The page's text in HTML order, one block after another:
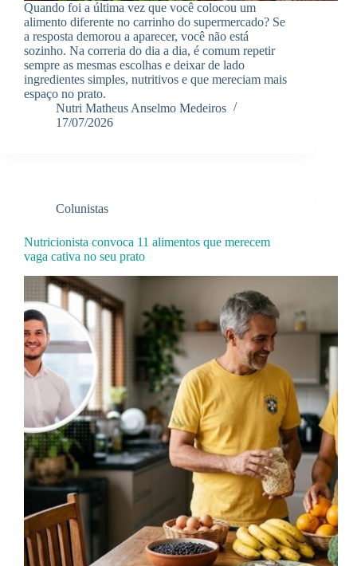
Quando foi a última vez que você colocou um
alimento diferente no carrinho do supermercado? Se
a resposta demorou a aparecer, você não está
sozinho. Na correria do dia a dia, é comum repetir
sempre as mesmas escolhas e deixar de lado
ingredientes simples, nutritivos e que mereciam mais
espaço no prato.
Nutri Matheus Anselmo Medeiros
17/07/2026
Colunistas
Nutricionista convoca 11 alimentos que merecem
vaga cativa no seu prato